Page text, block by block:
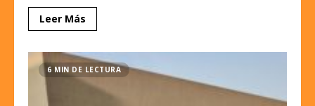
Leer Más
6 MIN DE LECTURA